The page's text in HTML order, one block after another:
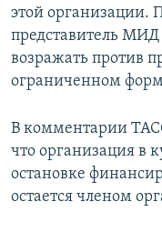
этой организации.
представитель МИД
возражать против
ограниченном
В комментарии
что организация в
остановке
остается членом